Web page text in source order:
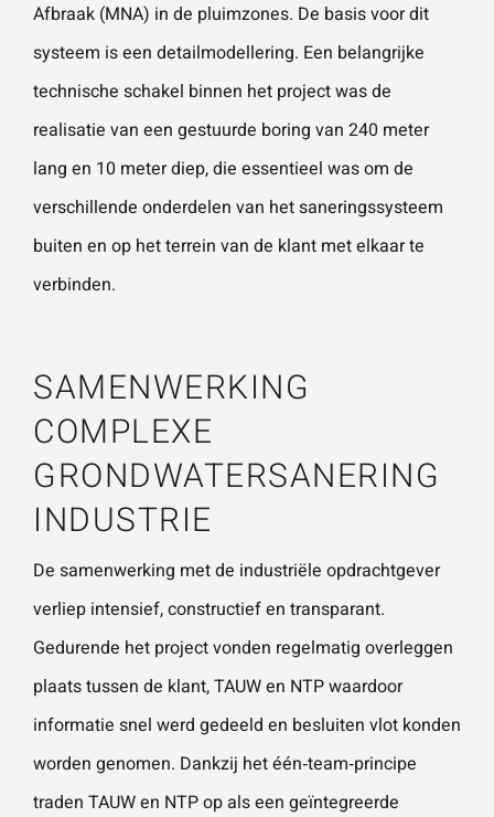
Afbraak (MNA) in de pluimzones. De basis voor dit
systeem is een detailmodellering. Een belangrijke
technische schakel binnen het project was de
realisatie van een gestuurde boring van 240 meter
lang en 10 meter diep, die essentieel was om de
verschillende onderdelen van het saneringssysteem
buiten en op het terrein van de klant met elkaar te
verbinden.
SAMENWERKING
COMPLEXE
GRONDWATERSANERING
INDUSTRIE
De samenwerking met de industriële opdrachtgever
verliep intensief, constructief en transparant.
Gedurende het project vonden regelmatig overleggen
plaats tussen de klant, TAUW en NTP waardoor
informatie snel werd gedeeld en besluiten vlot konden
worden genomen. Dankzij het één‑team‑principe
traden TAUW en NTP op als een geïntegreerde